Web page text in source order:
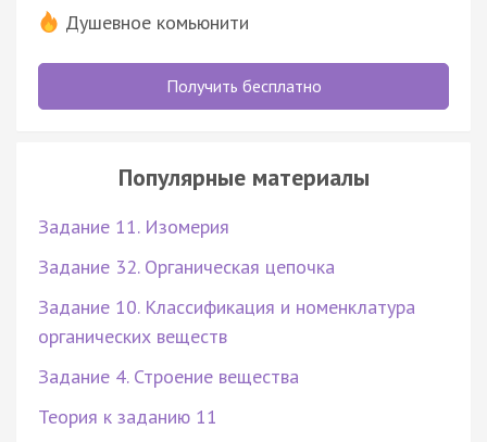
Душевное комьюнити
Получить бесплатно
Популярные материалы
Задание 11. Изомерия
Задание 32. Органическая цепочка
Задание 10. Классификация и номенклатура
органических веществ
Задание 4. Строение вещества
Теория к заданию 11